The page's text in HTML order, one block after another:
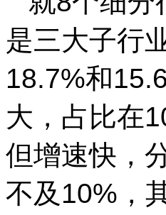
是三大子行
18.7%和
大，占比在
但增速快，
不及10%，